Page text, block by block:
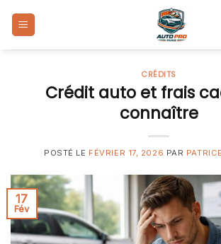
CRÉDITS
Crédit auto et frais
connaître
POSTÉ LE FÉVRIER 17, 2026 PAR
17
Fév